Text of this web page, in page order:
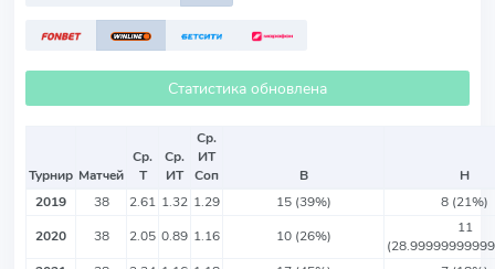
Статистика обновлена
Турнир Матчей
Ср.
Т
Ср.
ИТ
Ср.
ИТ
Соп
В
Н
2019
38 2.61 1.32 1.29 15 (39%)
8 (21%)
2020
38 2.05 0.89 1.16 10 (26%)
11